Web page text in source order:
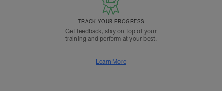
TRACK YOUR PROGRESS
Get feedback, stay on top of your
training and perform at your best.
Learn More